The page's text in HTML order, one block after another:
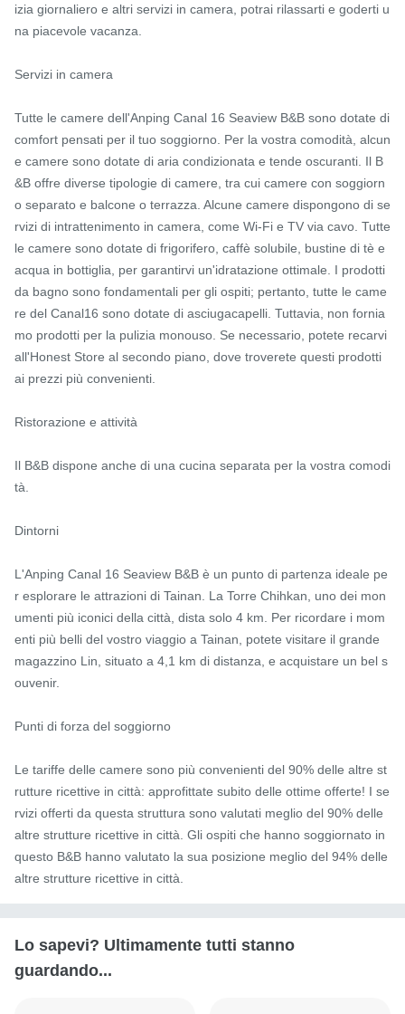
izia giornaliero e altri servizi in camera, potrai rilassarti e goderti u
na piacevole vacanza.
Servizi in camera
Tutte le camere dell'Anping Canal 16 Seaview B&B sono dotate di
comfort pensati per il tuo soggiorno. Per la vostra comodità, alcun
e camere sono dotate di aria condizionata e tende oscuranti. Il B
&B offre diverse tipologie di camere, tra cui camere con soggiorn
o separato e balcone o terrazza. Alcune camere dispongono di se
rvizi di intrattenimento in camera, come Wi-Fi e TV via cavo. Tutte
le camere sono dotate di frigorifero, caffè solubile, bustine di tè e
acqua in bottiglia, per garantirvi un'idratazione ottimale. I prodotti
da bagno sono fondamentali per gli ospiti; pertanto, tutte le came
re del Canal16 sono dotate di asciugacapelli. Tuttavia, non fornia
mo prodotti per la pulizia monouso. Se necessario, potete recarvi
all'Honest Store al secondo piano, dove troverete questi prodotti
ai prezzi più convenienti.
Ristorazione e attività
Il B&B dispone anche di una cucina separata per la vostra comodi
tà.
Dintorni
L'Anping Canal 16 Seaview B&B è un punto di partenza ideale pe
r esplorare le attrazioni di Tainan. La Torre Chihkan, uno dei mon
umenti più iconici della città, dista solo 4 km. Per ricordare i mom
enti più belli del vostro viaggio a Tainan, potete visitare il grande
magazzino Lin, situato a 4,1 km di distanza, e acquistare un bel s
ouvenir.
Punti di forza del soggiorno
Le tariffe delle camere sono più convenienti del 90% delle altre st
rutture ricettive in città: approfittate subito delle ottime offerte! I se
rvizi offerti da questa struttura sono valutati meglio del 90% delle
altre strutture ricettive in città. Gli ospiti che hanno soggiornato in
questo B&B hanno valutato la sua posizione meglio del 94% delle
altre strutture ricettive in città.
Lo sapevi? Ultimamente tutti stanno
guardando...